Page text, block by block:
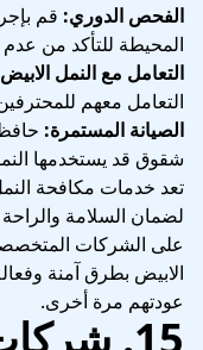
الفحص الدوري: قم
المحيطة للتأكد من
التعامل مع النمل
التعامل معهم
الصيانة المستمرة:
شقوق قد يستخدمها
تعد خدمات مكافحة
لضمان السلامة والراحة
على الشركات
الابيض بطرق آمنة
عودتهم مرة أخرى.
15.